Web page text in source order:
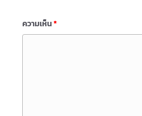
ความเห็น*